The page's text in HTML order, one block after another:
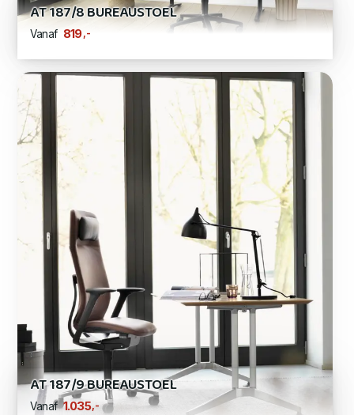
AT 187/8 BUREAUSTOEL
Vanaf 819 ,-
AT 187/9 BUREAUSTOEL
Vanaf 1.035 ,-